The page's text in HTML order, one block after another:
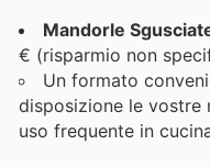
Mandorle
€ (risparmio non
Un formato
disposizione le vostre
uso frequente in